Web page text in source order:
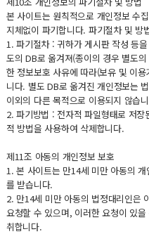
본 사이트는 원칙적으로 개인정보 수
지체없이 파기합니다. 파기절차 및 방
1. 파기절차 : 귀하가 게시판 작성 등
도의 DB로 옮겨져(종이의 경우 별도
한 정보보호 사유에 따라(보유 및 이
니다. 별도 DB로 옮겨진 개인정보는
이외의 다른 목적으로 이용되지 않습
2. 파기방법 : 전자적 파일형태로 저
적 방법을 사용하여 삭제합니다.
제11조 아동의 개인정보 보호
1. 본 사이트는 만14세 미만 아동의
를 받습니다.
2. 만14세 미만 아동의 법정대리인은
요청할 수 있으며, 이러한 요청이 있
취합니다.